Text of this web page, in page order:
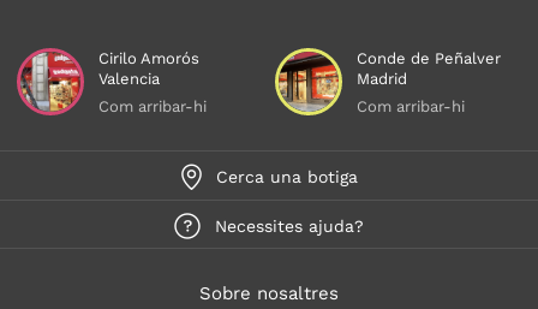
Cirilo Amorós
Valencia
Com arribar-hi
Conde de Peñalver
Madrid
Com arribar-hi
Cerca una botiga
Necessites ajuda?
Sobre nosaltres